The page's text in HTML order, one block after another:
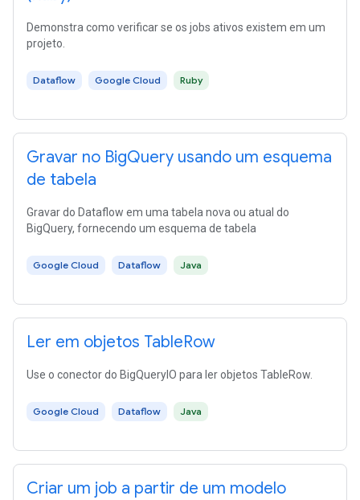
Demonstra como verificar se os jobs ativos existem em um
projeto.
Dataflow Google Cloud Ruby
Gravar no BigQuery usando um esquema
de tabela
Gravar do Dataflow em uma tabela nova ou atual do
BigQuery, fornecendo um esquema de tabela
Google Cloud Dataflow Java
Ler em objetos TableRow
Use o conector do BigQueryIO para ler objetos TableRow.
Google Cloud Dataflow Java
Criar um job a partir de um modelo